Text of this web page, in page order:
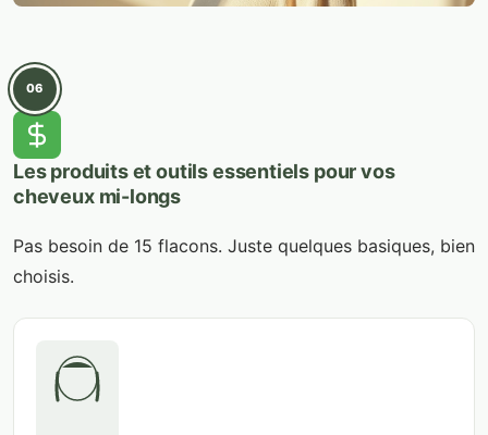
06
Les produits et outils essentiels pour vos
cheveux mi-longs
Pas besoin de 15 flacons. Juste quelques basiques, bien
choisis.